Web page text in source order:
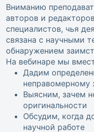
Вниманию
авторов и
специалистов, чья
связана с научными
обнаружением
На вебинаре мы
Дадим
неправомерному
Выясним, зачем
оригинальности
Обсудим, когда
научной работе